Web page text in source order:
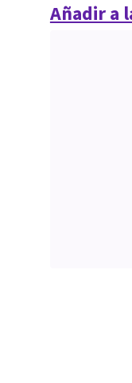
Añadir a